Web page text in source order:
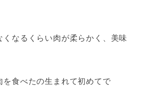
くなるくらい肉が柔らかく、美味
を食べたの生まれて初めてで